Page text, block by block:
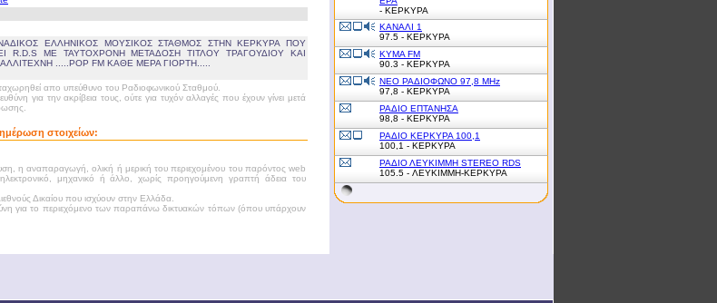
ΕΛΛΗΝΙΚΟΣ ΜΟΥΣΙΚΟΣ ΣΤΑΘΜΟΣ ΣΤΗΝ ΚΕΡΚΥΡΑ ΠΟΥ
R.D.S ΜΕ ΤΑΥΤΟΧΡΟΝΗ ΜΕΤΑΔΟΣΗ ΤΙΤΛΟΥ ΤΡΑΓΟΥΔΙΟΥ ΚΑΙ
.....POP FM ΚΑΘΕ ΜΕΡΑ ΓΙΟΡΤΗ.....
απο υπεύθυνο του Ραδιοφωνικού Σταθμού.
για την ακρίβεια τους, ούτε για τυχόν αλλαγές που έχουν γίνει μετά
στοιχείων:
η αναπαραγωγή, ολική ή μερική του περιεχομένου του παρόντος web
μηχανικό ή άλλο, χωρίς προηγούμενη γραπτή άδεια του
Δικαίου που ισχύουν στην Ελλάδα.
για το περιεχόμενο των παραπάνω δικτυακών τόπων (όπου υπάρχουν
- ΚΕΡΚΥΡΑ
ΚΑΝΑΛΙ 1
97.5 - ΚΕΡΚΥΡΑ
ΚΥΜΑ FM
90.3 - ΚΕΡΚΥΡΑ
ΝΕΟ ΡΑΔΙΟΦΩΝΟ 97,8 ΜΗz
97,8 - ΚΕΡΚΥΡΑ
ΡΑΔΙΟ ΕΠΤΑΝΗΣΑ
98,8 - ΚΕΡΚΥΡΑ
ΡΑΔΙΟ ΚΕΡΚΥΡΑ 100,1
100,1 - ΚΕΡΚΥΡΑ
ΡΑΔΙΟ ΛΕΥΚΙΜΜΗ STEREO RDS
105.5 - ΛΕΥΚΙΜΜΗ-ΚΕΡΚΥΡΑ